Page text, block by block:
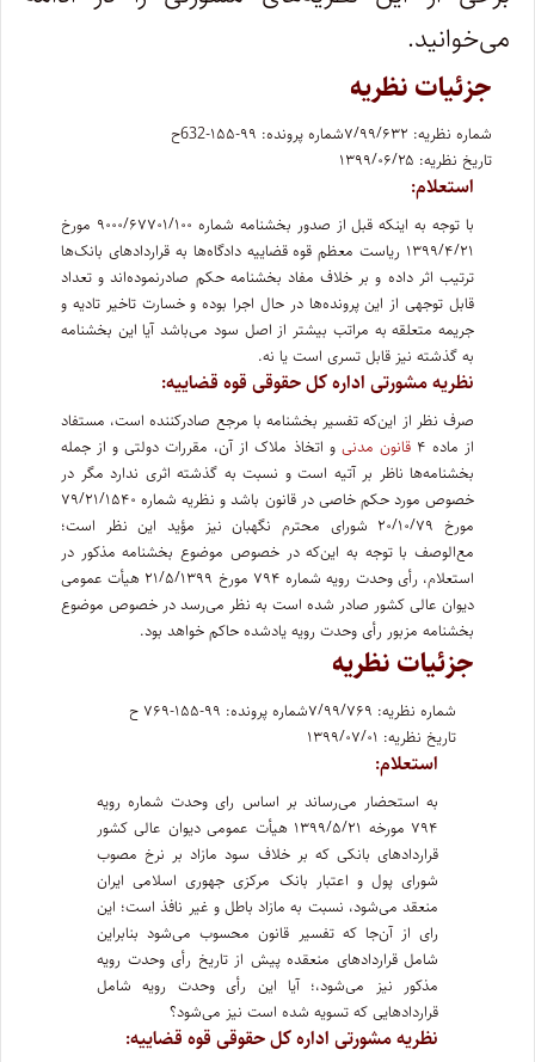
می‌خوانید.
جزئیات نظریه
شماره نظریه: ۷/۹۹/۶۳۲
شماره پرونده: ۹۹-۱۵۵-632ح
تاریخ نظریه: ۱۳۹۹/۰۶/۲۵
استعلام:
با توجه به اینکه قبل از صدور بخشنامه شماره ۹۰۰۰/۶۷۷۰۱/۱۰۰ مورخ
۱۳۹۹/۴/۲۱ ریاست معظم قوه قضاییه دادگاه‌ها به قراردادهای بانک‌ها
ترتیب اثر داده و بر خلاف مفاد بخشنامه حکم صادرنموده‌اند و تعداد
قابل توجهی از این پرونده‌ها در حال اجرا بوده و خسارت تاخیر تادیه و
جریمه متعلقه به مراتب بیشتر از اصل سود می‌باشد آیا این بخشنامه
به گذشته نیز قابل تسری است یا نه.
نظریه مشورتی اداره کل حقوقی قوه قضاییه:
صرف نظر از این‌که تفسیر بخشنامه با مرجع صادرکننده است، مستفاد
از ماده ۴
قانون مدنی و اتخاذ ملاک از آن، مقررات دولتی و از جمله
بخشنامه‌ها ناظر بر آتیه است و نسبت به گذشته اثری ندارد مگر در
خصوص مورد حکم خاصی در قانون باشد و نظریه شماره ۷۹/۲۱/۱۵۴۰
مورخ ۲۰/۱۰/۷۹ شورای محترم نگهبان نیز مؤید این نظر است؛
مع‌الوصف با توجه به این‌که در خصوص موضوع بخشنامه مذکور در
استعلام، رأی وحدت رویه شماره ۷۹۴ مورخ ۲۱/۵/۱۳۹۹ هیأت عمومی
دیوان عالی کشور صادر شده است به نظر می‌رسد در خصوص موضوع
بخشنامه مزبور رأی وحدت رویه یادشده حاکم خواهد بود.
جزئیات نظریه
شماره نظریه: ۷/۹۹/۷۶۹
شماره پرونده: ۹۹-۱۵۵-۷۶۹ ح
تاریخ نظریه: ۱۳۹۹/۰۷/۰۱
استعلام:
به استحضار می‌رساند بر اساس رای وحدت شماره رویه
۷۹۴ مورخه ۱۳۹۹/۵/۲۱ هیأت عمومی دیوان عالی کشور
قراردادهای بانکی که بر خلاف سود مازاد بر نرخ مصوب
شورای پول و اعتبار بانک مرکزی جهوری اسلامی ایران
منعقد می‌شود، نسبت به مازاد باطل و غیر نافذ است؛ این
رای از آن‌جا که تفسیر قانون محسوب می‌شود بنابراین
شامل قراردادهای منعقده پیش از تاریخ رأی وحدت رویه
مذکور نیز می‌شود،؛ آیا این رأی وحدت رویه شامل
قراردادهایی که تسویه شده است نیز می‌شود؟
نظریه مشورتی اداره کل حقوقی قوه قضاییه: